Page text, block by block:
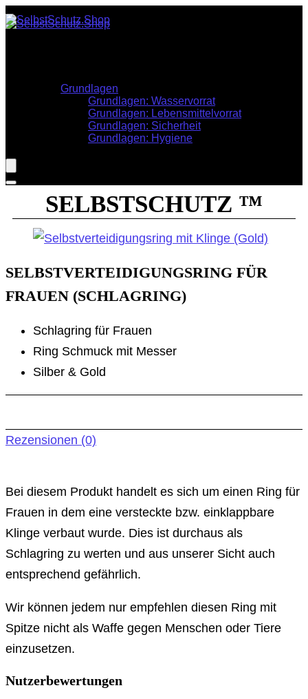
Grundlagen
Grundlagen: Wasservorrat
Grundlagen: Lebensmittelvorrat
Grundlagen: Sicherheit
Grundlagen: Hygiene
SELBSTSCHUTZ ™
SELBSTVERTEIDIGUNGSRING FÜR
FRAUEN (SCHLAGRING)
Schlagring für Frauen
Ring Schmuck mit Messer
Silber & Gold
Rezensionen (0)
Bei diesem Produkt handelt es sich um einen Ring für
Frauen in dem eine versteckte bzw. einklappbare
Klinge verbaut wurde. Dies ist durchaus als
Schlagring zu werten und aus unserer Sicht auch
entsprechend gefährlich.
Wir können jedem nur empfehlen diesen Ring mit
Spitze nicht als Waffe gegen Menschen oder Tiere
einzusetzen.
Nutzerbewertungen